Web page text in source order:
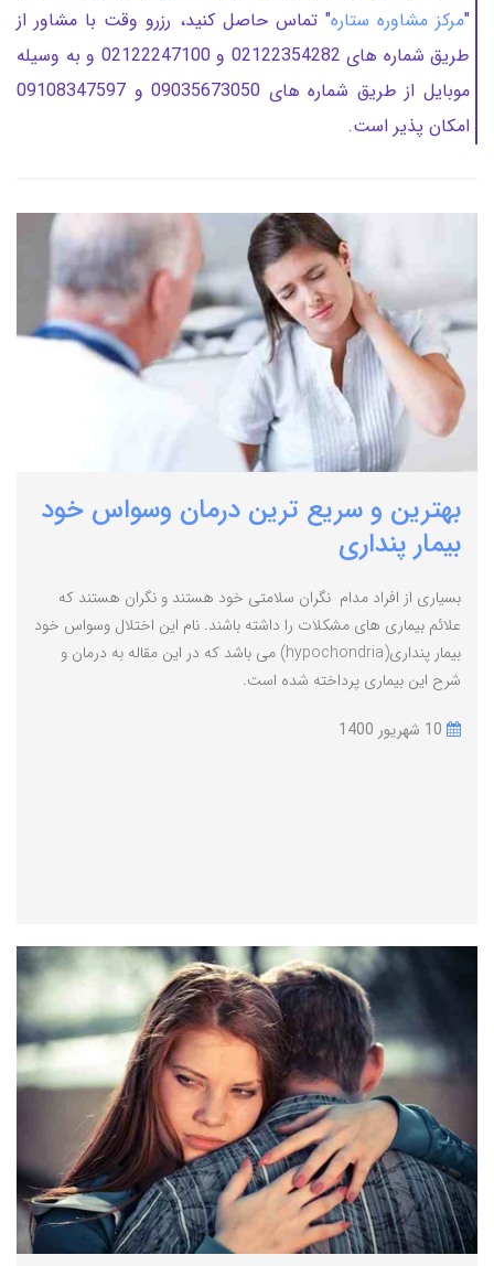
"مرکز مشاوره ستاره" تماس حاصل کنید، رزرو وقت با مشاور از
طریق شماره های 02122354282 و 02122247100 و به وسیله
موبایل از طریق شماره های 09035673050 و 09108347597
امکان پذیر است.
بهترین و سریع ترین درمان وسواس خود
بیمار پنداری
بسیاری از افراد مدام نگران سلامتی خود هستند و نگران هستند که
علائم بیماری های مشکلات را داشته باشند. نام این اختلال وسواس خود
بیمار پنداری(hypochondria) می باشد که در این مقاله به درمان و
شرح این بیماری پرداخته شده است.